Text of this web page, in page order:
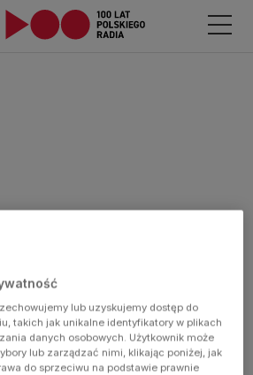
lub uzyskujemy dostęp do
takich jak unikalne identyfikatory w plikach
danych osobowych. Użytkownik może
lub zarządzać nimi, klikając poniżej, jak
do sprzeciwu na podstawie prawnie